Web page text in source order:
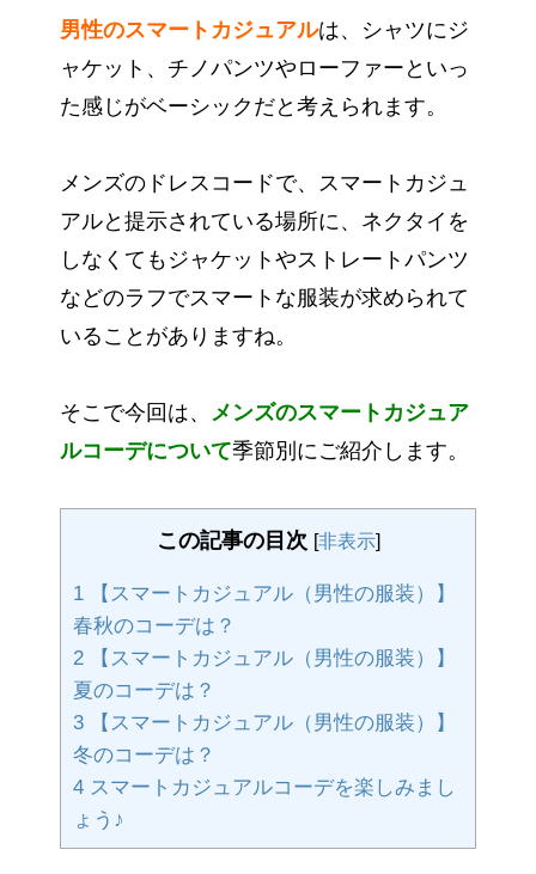
男性のスマートカジュアルは、シャツにジ
ャケット、チノパンツやローファーといっ
た感じがベーシックだと考えられます。
メンズのドレスコードで、スマートカジュ
アルと提示されている場所に、ネクタイを
しなくてもジャケットやストレートパンツ
などのラフでスマートな服装が求められて
いることがありますね。
そこで今回は、 メンズのスマートカジュア
ルコーデについて季節別にご紹介します。
この記事の目次 [非表示]
1 【スマートカジュアル（男性の服装）】
春秋のコーデは？
2 【スマートカジュアル（男性の服装）】
夏のコーデは？
3 【スマートカジュアル（男性の服装）】
冬のコーデは？
4 スマートカジュアルコーデを楽しみまし
ょう♪